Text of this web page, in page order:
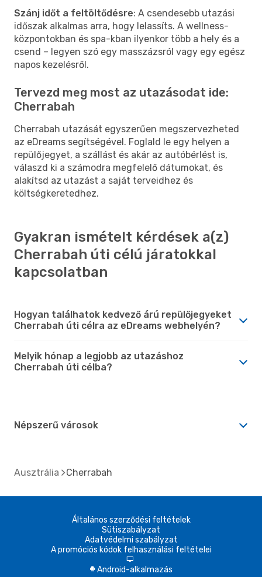
Szánj időt a feltöltődésre: A csendesebb utazási
időszak alkalmas arra, hogy lelassíts. A wellness-
központokban és spa-kban ilyenkor több a hely és a
csend – legyen szó egy masszázsról vagy egy egész
napos kezelésről.
Tervezd meg most az utazásodat ide:
Cherrabah
Cherrabah utazását egyszerűen megszervezheted
az eDreams segítségével. Foglald le egy helyen a
repülőjegyet, a szállást és akár az autóbérlést is,
válaszd ki a számodra megfelelő dátumokat, és
alakítsd az utazást a saját terveidhez és
költségkeretedhez.
Gyakran ismételt kérdések a(z)
Cherrabah úti célú járatokkal
kapcsolatban
Hogyan találhatok kedvező árú repülőjegyeket
Cherrabah úti célra az eDreams webhelyén?
Melyik hónap a legjobb az utazáshoz
Cherrabah úti célba?
Népszerű városok
Ausztrália Cherrabah
Általános szerződési feltételek
Sütiszabályzat
Adatvédelmi szabályzat
A promóciós kódok felhasználási feltételei
d
A Android-alkalmazás